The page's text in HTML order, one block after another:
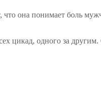
она понимает боль
цикад, одного за